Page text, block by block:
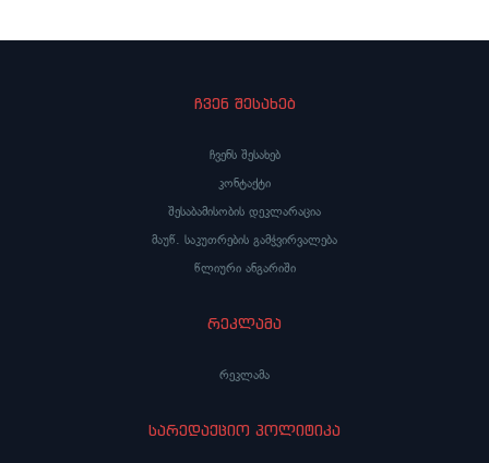
ჩვენ შესახებ
ჩვენს შესახებ
კონტაქტი
შესაბამისობის დეკლარაცია
მაუწ. საკუთრების გამჭვირვალება
წლიური ანგარიში
რეკლამა
რეკლამა
სარედაქციო პოლიტიკა